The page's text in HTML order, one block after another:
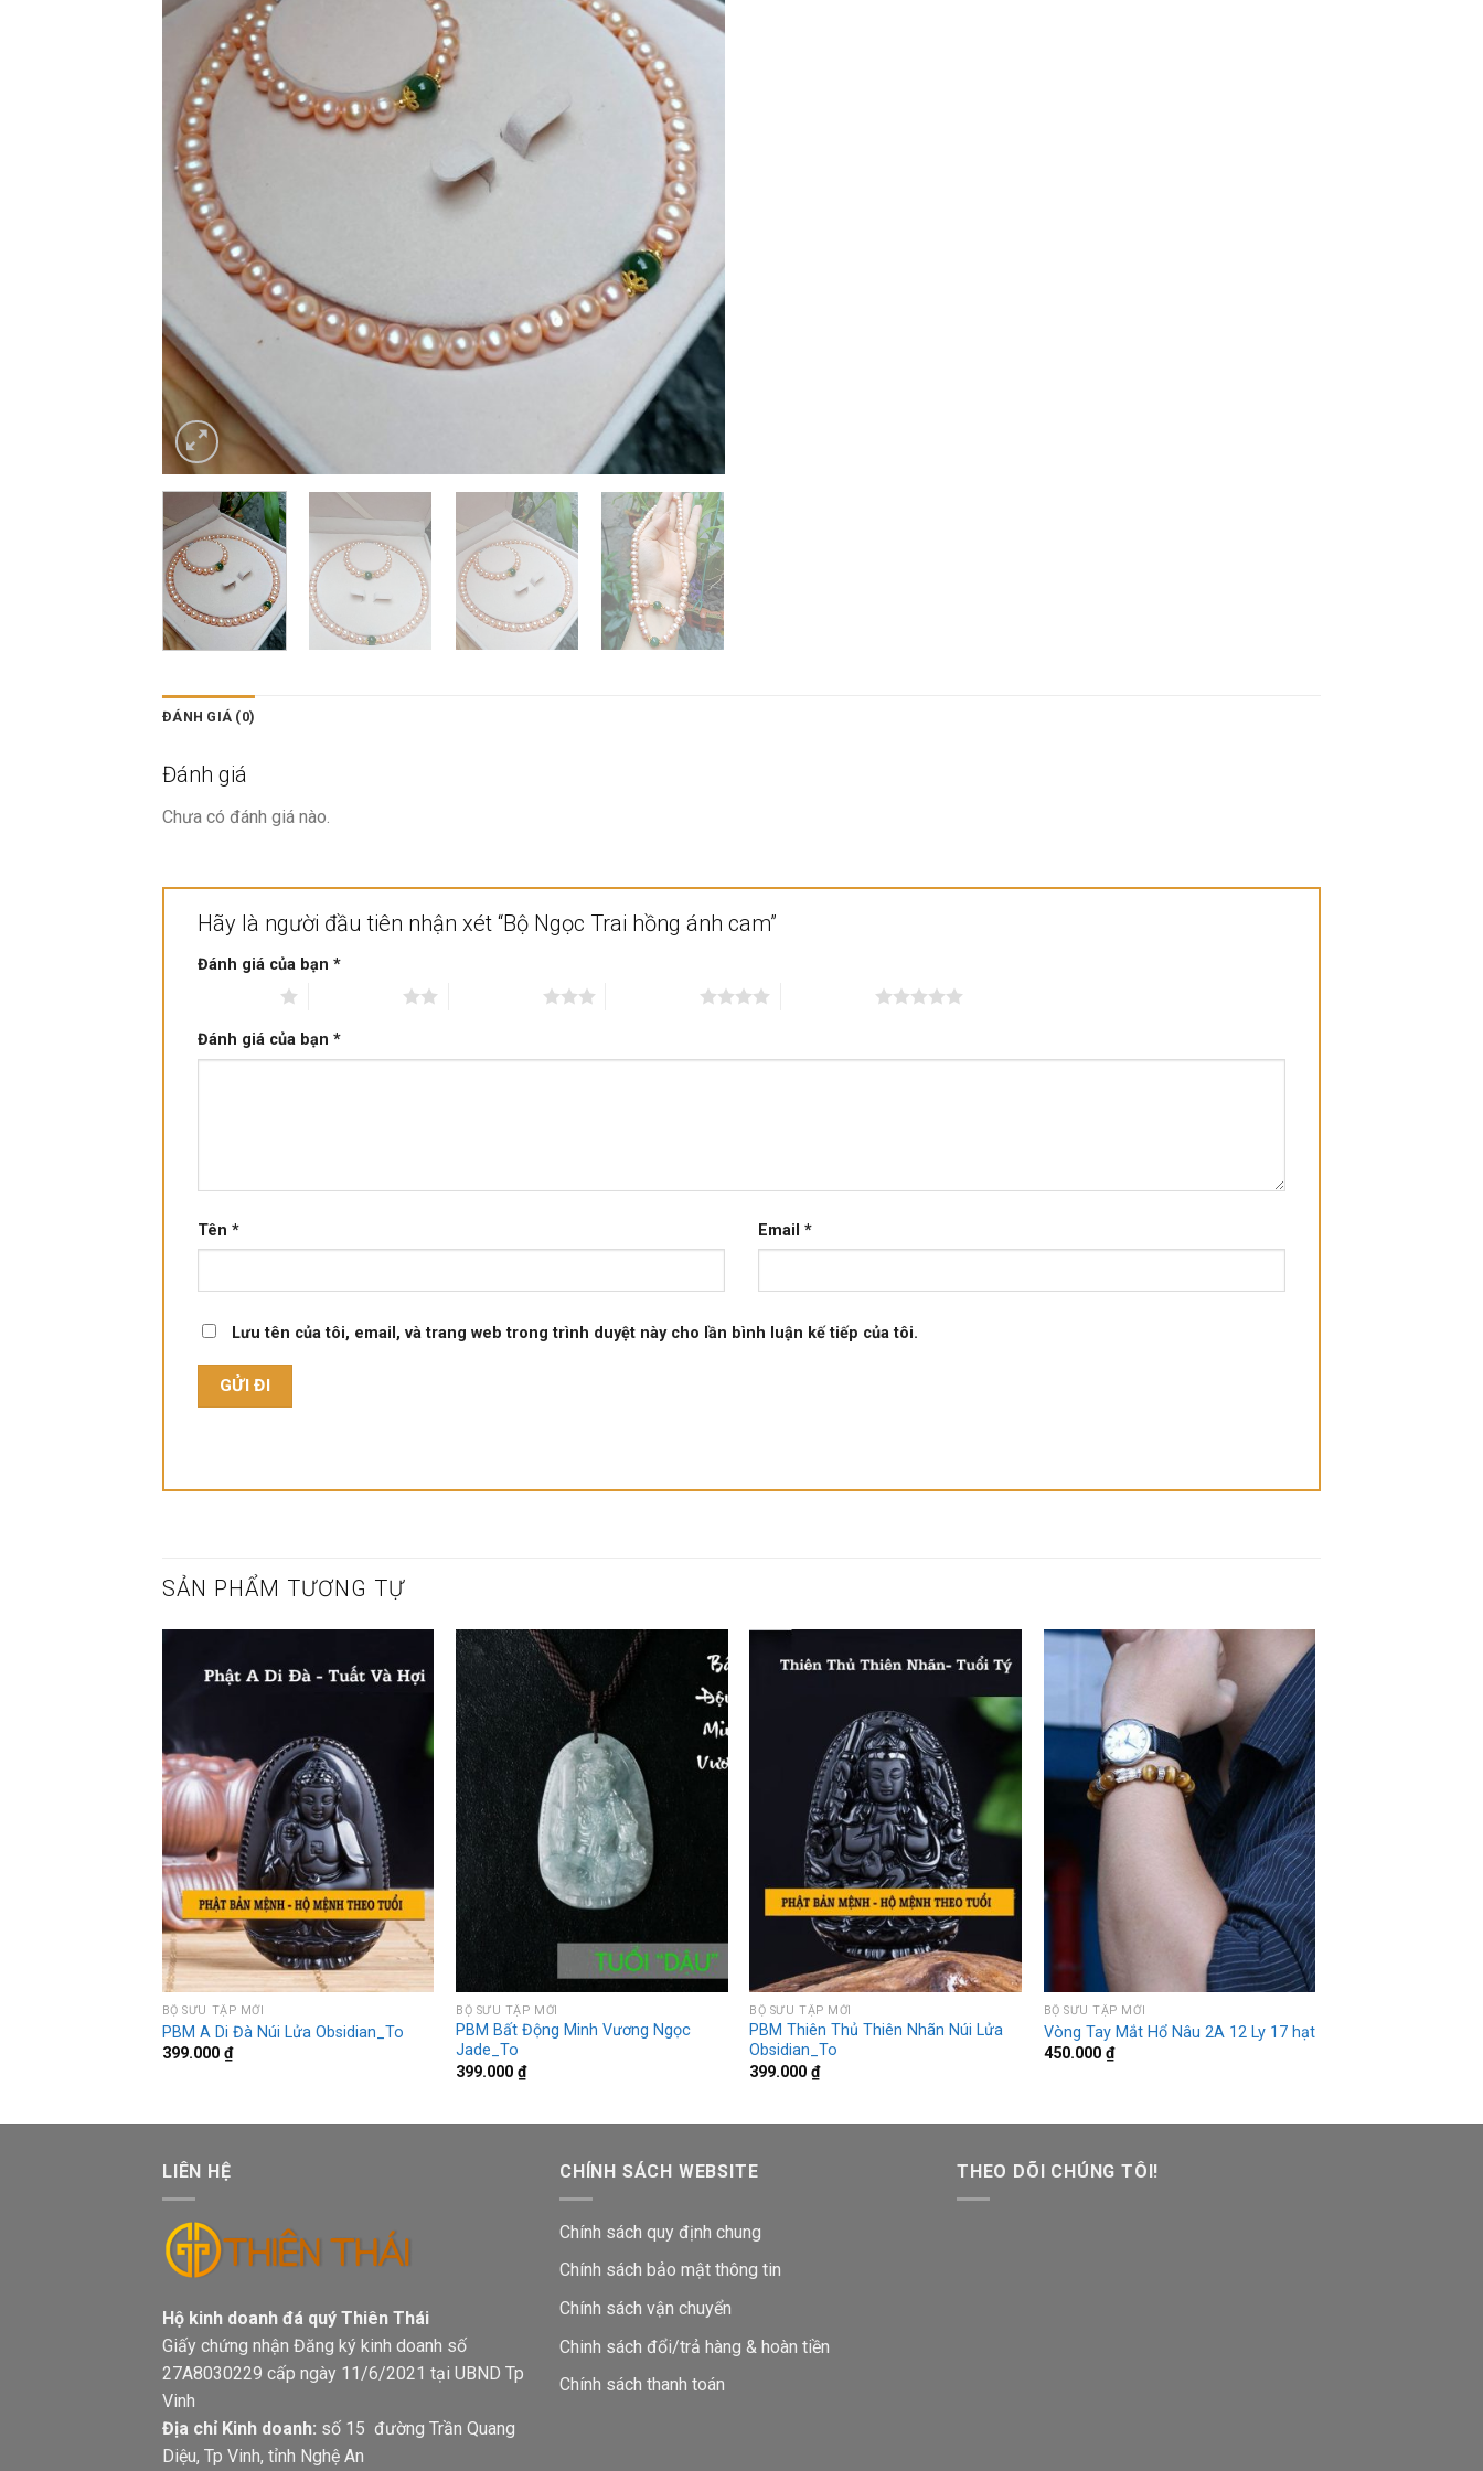
ĐÁNH GIÁ (0)
Đánh giá
Chưa có đánh giá nào.
Hãy là người đầu tiên nhận xét “Bộ Ngọc Trai hồng ánh cam”
Đánh giá của bạn *
Đánh giá của bạn *
Tên * Email *
Lưu tên của tôi, email, và trang web trong trình duyệt này cho lần bình luận kế tiếp của tôi.
SẢN PHẨM TƯƠNG TỰ
BỘ SƯU TẬP MỚI
PBM A Di Đà Núi Lửa Obsidian_To
399.000 ₫
BỘ SƯU TẬP MỚI
PBM Bất Động Minh Vương Ngọc
Jade_To
399.000₫
BỘ SƯU TẬP MỚI
PBM Thiên Thủ Thiên Nhãn Núi Lửa
Obsidian_To
399.000₫
BỘ SƯU TẬP MỚI
Vòng Tay Mắt Hổ Nâu 2A 12 Ly 17 hạt
450.000 ₫
LIÊN HỆ
Hộ kinh doanh đá quý Thiên Thái
Giấy chứng nhận Đăng ký kinh doanh số
27A8030229 cấp ngày 11/6/2021 tại UBND Tp
Vinh
Địa chỉ Kinh doanh: số 15 đường Trần Quang
Diệu, Tp Vinh, tỉnh Nghệ An
CHÍNH SÁCH WEBSITE
Chính sách quy định chung
Chính sách bảo mật thông tin
Chính sách vận chuyển
Chinh sách đổi/trả hàng & hoàn tiền
Chính sách thanh toán
THEO DÕI CHÚNG TÔI!